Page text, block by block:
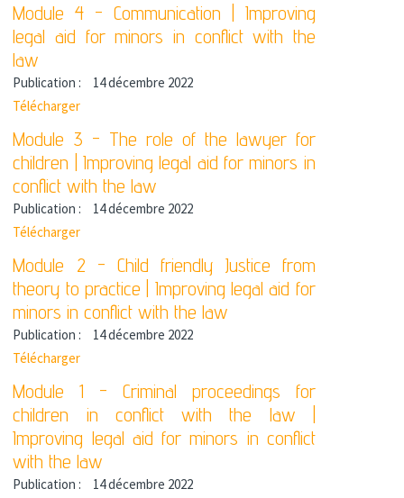
Module 4 - Communication | Improving
legal aid for minors in conflict with the
law
Publication :
14 décembre 2022
Télécharger
Module 3 - The role of the lawyer for
children | Improving legal aid for minors in
conflict with the law
Publication :
14 décembre 2022
Télécharger
Module 2 - Child friendly Justice from
theory to practice | Improving legal aid for
minors in conflict with the law
Publication :
14 décembre 2022
Télécharger
Module 1 - Criminal proceedings for
children in conflict with the law |
Improving legal aid for minors in conflict
with the law
Publication :
14 décembre 2022